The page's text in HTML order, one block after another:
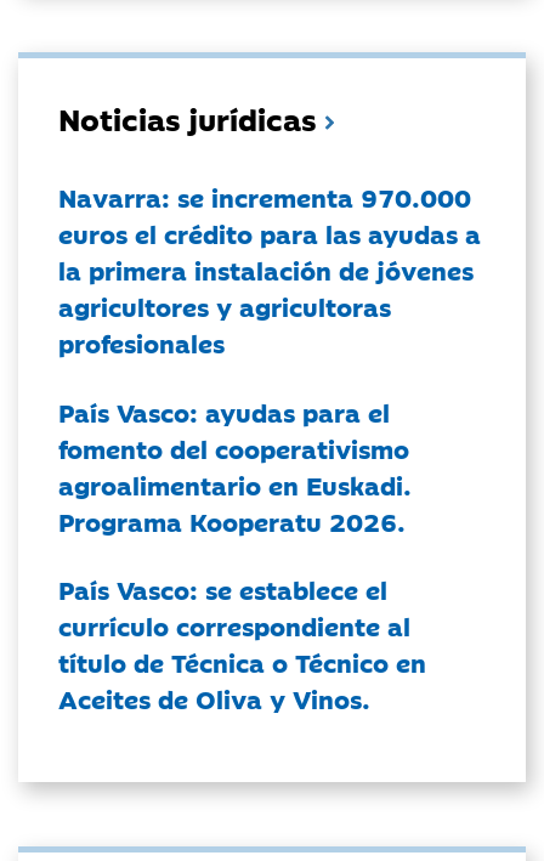
Noticias jurídicas
Navarra: se incrementa 970.000
euros el crédito para las ayudas a
la primera instalación de jóvenes
agricultores y agricultoras
profesionales
País Vasco: ayudas para el
fomento del cooperativismo
agroalimentario en Euskadi.
Programa Kooperatu 2026.
País Vasco: se establece el
currículo correspondiente al
título de Técnica o Técnico en
Aceites de Oliva y Vinos.